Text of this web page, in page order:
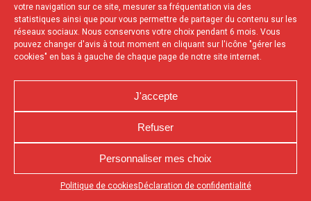
votre navigation sur ce site, mesurer sa fréquentation via des
statistiques ainsi que pour vous permettre de partager du contenu sur les
réseaux sociaux. Nous conservons votre choix pendant 6 mois. Vous
pouvez changer d'avis à tout moment en cliquant sur l'icône "gérer les
cookies" en bas à gauche de chaque page de notre site internet.
J'accepte
Refuser
Personnaliser mes choix
Politique de cookies Déclaration de confidentialité
Appuyez sur le bouton partager en bas de votre